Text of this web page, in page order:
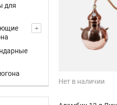
Нет в наличии
для